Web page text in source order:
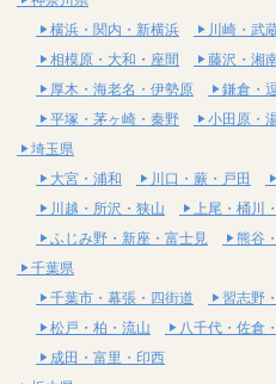
横浜・関内・新横浜
川崎・武
相模原・大和・座間
藤沢・湘
厚木・海老名・伊勢原
鎌倉・
平塚・茅ヶ崎・秦野
小田原・
埼玉県
大宮・浦和
川口・蕨・戸田
川越・所沢・狭山
上尾・桶川
ふじみ野・新座・富士見
熊谷
千葉県
千葉市・幕張・四街道
習志野
松戸・柏・流山
八千代・佐倉
成田・富里・印西